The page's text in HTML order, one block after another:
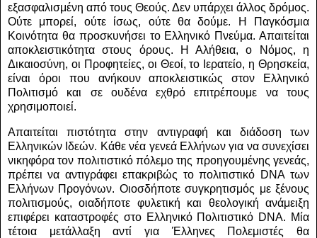
εξασφαλισμένη από τους Θεούς. Δεν υπάρχει άλλος δρόμος.
Ούτε μπορεί, ούτε ίσως, ούτε θα δούμε. Η Παγκόσμια
Κοινότητα θα προσκυνήσει το Ελληνικό Πνεύμα. Απαιτείται
αποκλειστικότητα στους όρους. Η Αλήθεια, ο Νόμος, η
Δικαιοσύνη, οι Προφητείες, οι Θεοί, το Ιερατείο, η Θρησκεία,
είναι όροι που ανήκουν αποκλειστικώς στον Ελληνικό
Πολιτισμό και σε ουδένα εχθρό επιτρέπουμε να τους
χρησιμοποιεί.
Απαιτείται πιστότητα στην αντιγραφή και διάδοση των
Ελληνικών Ιδεών. Κάθε νέα γενεά Ελλήνων για να συνεχίσει
νικηφόρα τον πολιτιστικό πόλεμο της προηγουμένης γενεάς,
πρέπει να αντιγράφει επακριβώς το πολιτιστικό DNAτων
Ελλήνων Προγόνων. Οιοσδήποτε συγκρητισμός με ξένους
πολιτισμούς, οιαδήποτε φυλετική και θεολογική ανάμειξη
επιφέρει καταστροφές στο Ελληνικό Πολιτιστικό DNA. Μία
τέτοια μετάλλαξη αντί για Έλληνες Πολεμιστές θα